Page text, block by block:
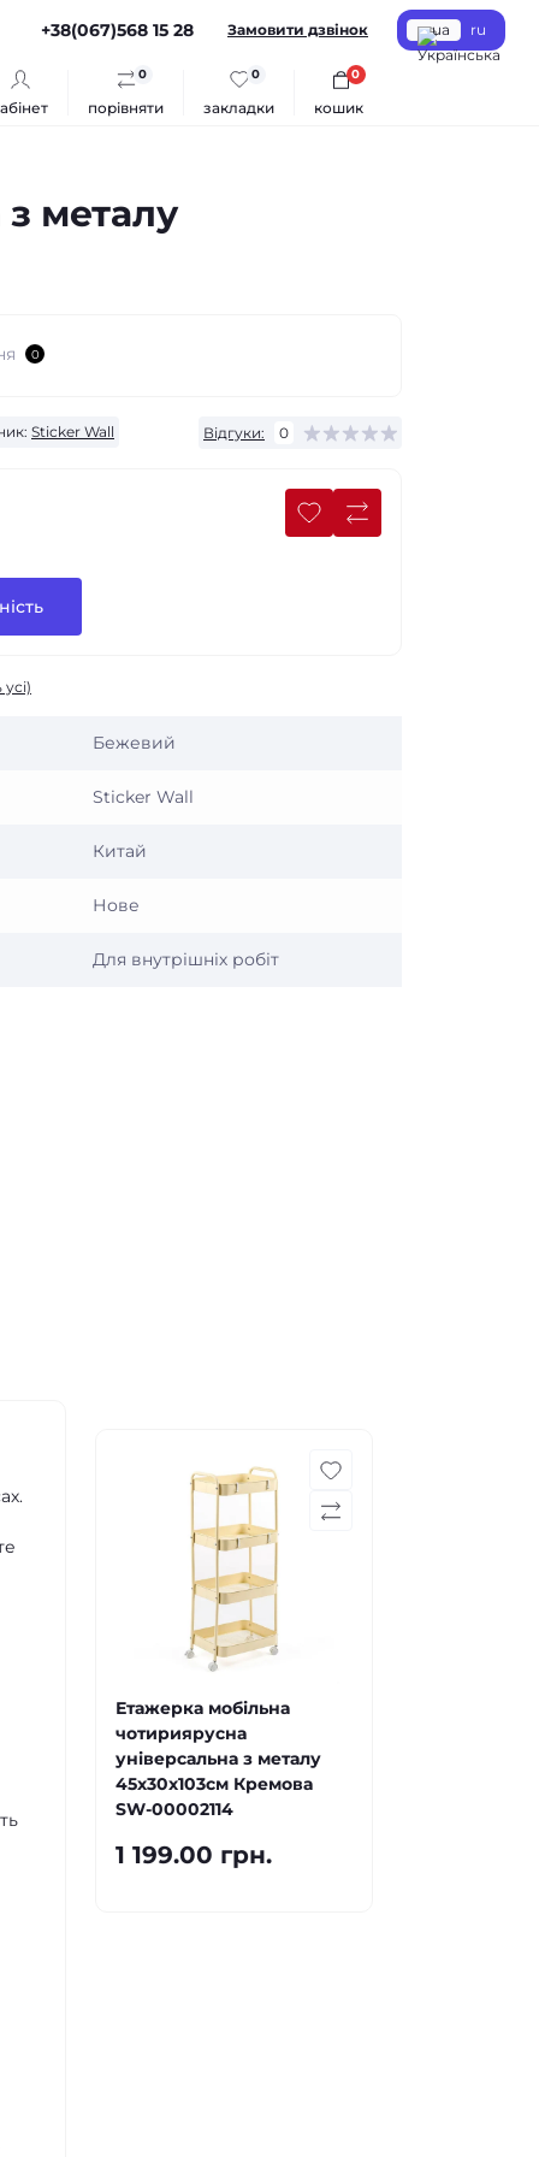
+38(067)568 15 28 Замовити дзвінок ua ru
порівняти
0
закладки
0
кошик
0
металу
0
Sticker Wall Відгуки: 0
Бежевий
Sticker Wall
Китай
Нове
Для внутрішніх робіт
Етажерка мобільна
чотириярусна
універсальна з металу
45х30х103см Кремова
SW-00002114
1 199.00 грн.